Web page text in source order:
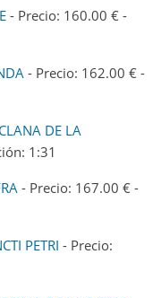
- Precio: 160.00 € -
- Precio: 162.00 € -
DE LA
1:31
- Precio: 167.00 € -
PETRI - Precio: